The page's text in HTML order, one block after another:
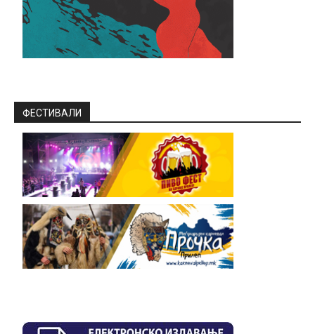
ФЕСТИВАЛИ